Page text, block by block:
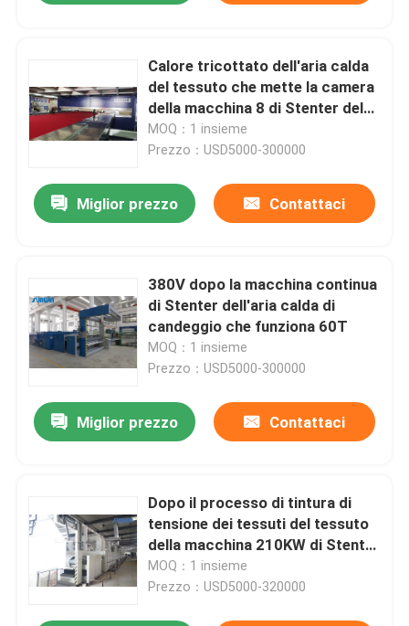
Calore tricottato dell'aria calda
del tessuto che mette la camera
della macchina 8 di Stenter del
tessuto
MOQ：1 insieme
Prezzo：USD5000-300000
Miglior prezzo Contattaci
380V dopo la macchina continua
di Stenter dell'aria calda di
candeggio che funziona 60T
MOQ：1 insieme
Prezzo：USD5000-300000
Miglior prezzo Contattaci
Dopo il processo di tintura di
tensione dei tessuti del tessuto
della macchina 210KW di Stenter
del tessuto 60T
MOQ：1 insieme
Prezzo：USD5000-320000